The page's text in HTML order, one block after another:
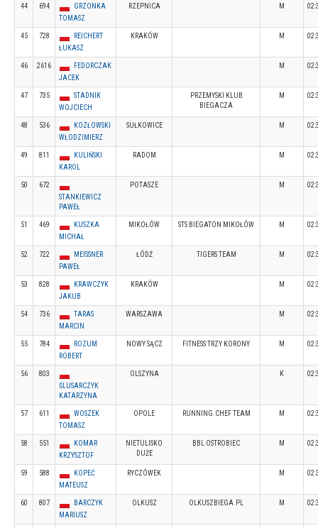
44 694
GRZONKA
TOMASZ
RZEPNICA M
45 728
REICHERT
ŁUKASZ
KRAKÓW M
46 2616
FEDORCZAK
JACEK
M
47 735
STADNIK
WOJCIECH
PRZEMYSKI KLUB
BIEGACZA
M
48 536
KOZŁOWSKI
WŁODZIMIERZ
SUŁKOWICE M
49 811
KULIŃSKI
KAROL
RADOM M
50
672
STANKIEWICZ
PAWEŁ
POTASZE M
51 469
KUSZKA
MICHAŁ
MIKOŁÓW STS BIEGATON MIKOŁÓW M
52 722
MEISSNER
PAWEŁ
ŁÓDŹ TIGERS TEAM M
53 828
KRAWCZYK
JAKUB
KRAKÓW M
54 736
TARAS
MARCIN
WARSZAWA M
55 784
ROZUM
ROBERT
NOWY SĄCZ FITNESS TRZY KORONY M
56
803
ŚLUSARCZYK
KATARZYNA
OLSZYNA K
57 611
WOSZEK
TOMASZ
OPOLE RUNNING.CHEF TEAM M
58 551
KOMAR
KRZYSZTOF
NIETULISKO
DUŻE
BBL OSTROBIEC M
59 588
KOPEĆ
MATEUSZ
RYCZÓWEK M
60 807
BARCZYK
MARIUSZ
OLKUSZ OLKUSZBIEGA.PL M